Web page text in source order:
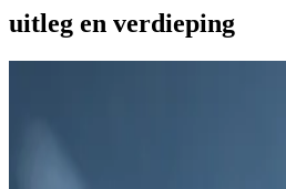
uitleg en verdieping